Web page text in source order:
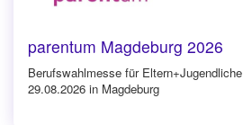
parentum Magdeburg 2026
Berufswahlmesse für Eltern+Jugendliche
29.08.2026 in Magdeburg